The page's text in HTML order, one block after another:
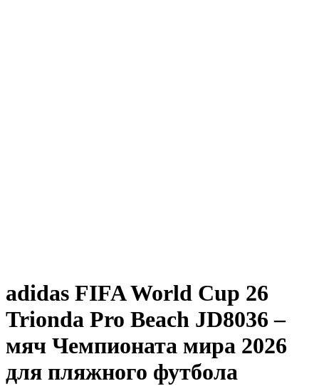
adidas FIFA World Cup 26
Trionda Pro Beach JD8036 –
мяч Чемпионата мира 2026
для пляжного футбола